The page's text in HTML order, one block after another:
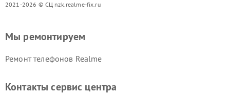
2021-2026 © СЦ nzk.realme-fix.ru
Мы ремонтируем
Ремонт телефонов Realme
Контакты сервис центра